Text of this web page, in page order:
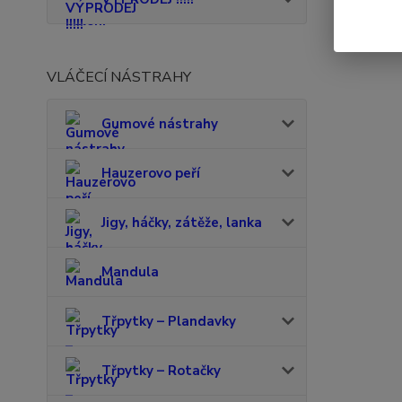
VLÁČECÍ NÁSTRAHY
Gumové nástrahy
Hauzerovo peří
Jigy, háčky, zátěže, lanka
Mandula
Třpytky – Plandavky
Třpytky – Rotačky